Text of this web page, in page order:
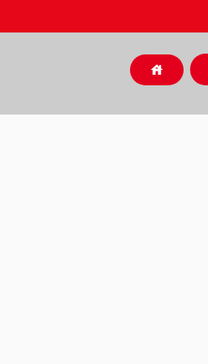
house